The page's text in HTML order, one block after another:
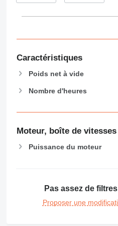
Caractéristiques
Poids net à vide
Nombre d'heures
Moteur, boîte de vitesses
Puissance du moteur
Pas assez de
Proposer une